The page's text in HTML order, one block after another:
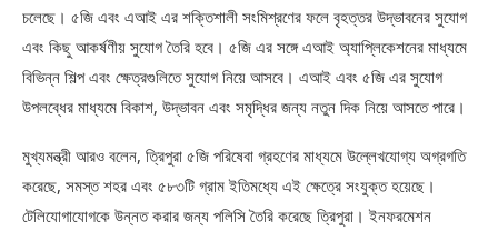
চলেছে। ৫জি এবং এআই এর শক্তিশালী সংমিশ্রণের ফলে বৃহত্তর উদ্ভাবনের সুযোগ
এবং কিছু আকর্ষণীয় সুযোগ তৈরি হবে। ৫জি এর সঙ্গে এআই অ্যাপ্লিকেশনের মাধ্যমে
বিভিন্ন শিল্প এবং ক্ষেত্রগুলিতে সুযোগ নিয়ে আসবে। এআই এবং ৫জি এর সুযোগ
উপলব্ধের মাধ্যমে বিকাশ, উদ্ভাবন এবং সমৃদ্ধির জন্য নতুন দিক নিয়ে আসতে পারে।
মুখ্যমন্ত্রী আরও বলেন, ত্রিপুরা ৫জি পরিষেবা গ্রহণের মাধ্যমে উল্লেখযোগ্য অগ্রগতি
করেছে, সমস্ত শহর এবং ৫৮৩টি গ্রাম ইতিমধ্যে এই ক্ষেত্রে সংযুক্ত হয়েছে।
টেলিযোগাযোগকে উন্নত করার জন্য পলিসি তৈরি করেছে ত্রিপুরা। ইনফরমেশন